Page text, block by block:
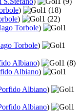
) 1 (18)
) 1 (22)
Torbole)
1
Torbole)
1
Albiano) 1 (8)
Albiano)
1
Albiano)
1
Albiano)
1